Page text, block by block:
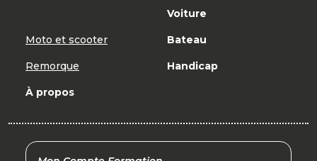
Voiture
Moto et scooter Bateau
Remorque Handicap
À propos